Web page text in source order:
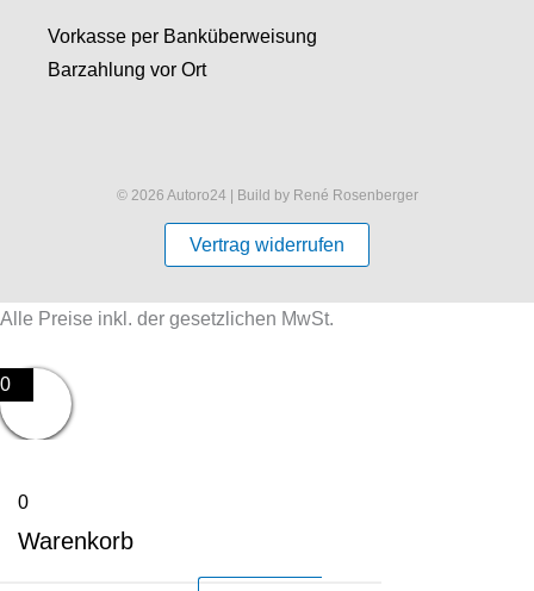
Vorkasse per Banküberweisung
Barzahlung vor Ort
© 2026 Autoro24 | Build by René Rosenberger
Vertrag widerrufen
Alle Preise inkl. der gesetzlichen MwSt.
0
0
Warenkorb